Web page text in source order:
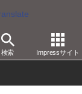
検索 Impressサイト